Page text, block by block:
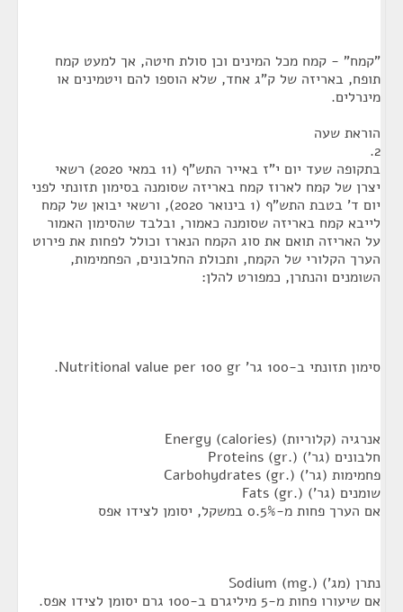
"קמח" - קמח מכל המינים וכן סולת חיטה, אך למעט קמח
תופח, באריזה של ק"ג אחד, שלא הוספו להם ויטמינים או
מינרלים.
הוראת שעה
2.
בתקופה שעד יום י"ז באייר התש"ף (11 במאי 2020) רשאי
יצרן של קמח לארוז קמח באריזה שסומנה בסימון תזונתי לפני
יום ד' בטבת התש"ף (1 בינואר 2020), ורשאי יבואן של קמח
לייבא קמח באריזה שסומנה כאמור, ובלבד שהסימון האמור
על האריזה תואם את סוג הקמח הנארז וכולל לפחות את פירוט
הערך הקלורי של הקמח, ותכולת החלבונים, הפחמימות,
השומנים והנתרן, כמפורט להלן:
סימון תזונתי ב-100 גר' Nutritional value per 100 gr.
אנרגיה (קלוריות) Energy (calories)
חלבונים (גר') Proteins (gr.)
פחמימות (גר') Carbohydrates (gr.)
שומנים (גר') Fats (gr.)
אם הערך פחות מ-0.5% במשקל, יסומן לצידו אפס
נתרן (מג') Sodium (mg.)
אם שיעורו פחות מ-5 מיליגרם ב-100 גרם יסומן לצידו אפס.